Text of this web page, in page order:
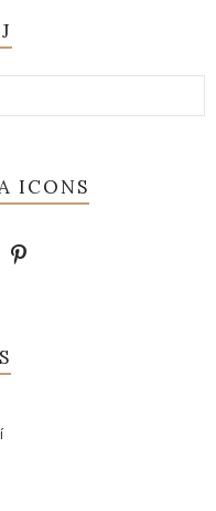
ICONS